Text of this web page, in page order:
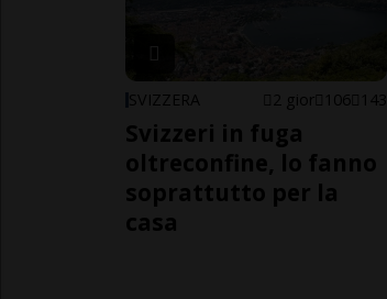
SVIZZERA 2 gior 106 143
Svizzeri in fuga
oltreconfine, lo fanno
soprattutto per la
casa